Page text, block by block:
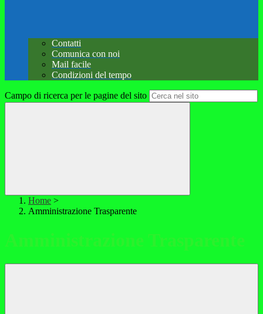
Contatti
Comunica con noi
Mail facile
Condizioni del tempo
Campo di ricerca per le pagine del sito
Home >
Amministrazione Trasparente
Amministrazione Trasparente